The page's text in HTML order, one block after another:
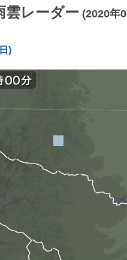
雲レーダー (2020年
)